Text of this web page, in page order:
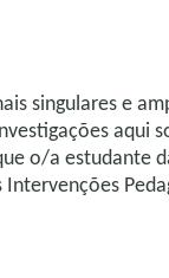
singulares e
o/a estudante